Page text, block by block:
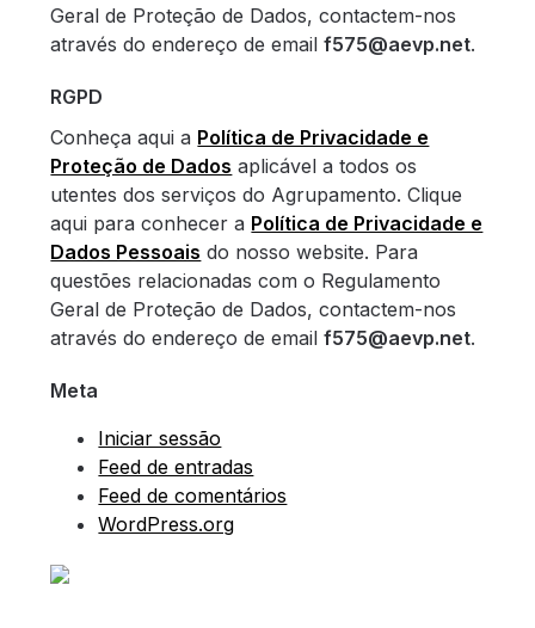
Geral de Proteção de Dados, contactem-nos
através do endereço de emailf575@aevp.net.
RGPD
Conheça aqui a Política de Privacidade e
Proteção de Dados aplicável a todos os
utentes dos serviços do Agrupamento. Clique
aqui para conhecer a Política de Privacidade e
Dados Pessoais do nosso website. Para
questões relacionadas com o Regulamento
Geral de Proteção de Dados, contactem-nos
através do endereço de emailf575@aevp.net.
Meta
Iniciar sessão
Feed de entradas
Feed de comentários
WordPress.org